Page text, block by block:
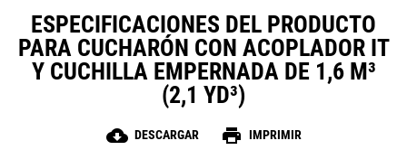
ESPECIFICACIONES DEL PRODUCTO
PARA CUCHARÓN CON ACOPLADOR IT
Y CUCHILLA EMPERNADA DE 1,6 M³
(2,1 YD³)
cloud_download DESCARGAR print IMPRIMIR